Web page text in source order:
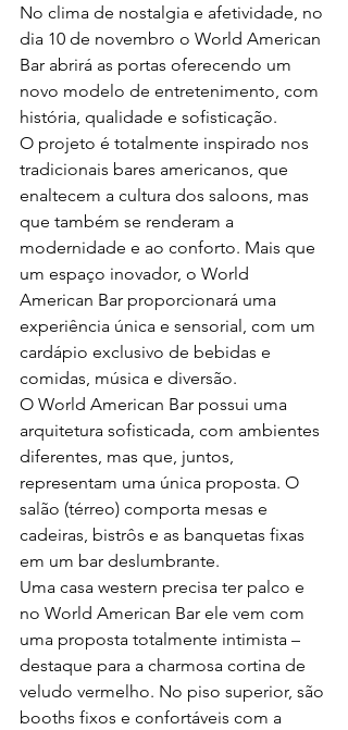
No clima de nostalgia e afetividade, no
dia 10 de novembro o World American
Bar abrirá as portas oferecendo um
novo modelo de entretenimento, com
história, qualidade e sofisticação.
O projeto é totalmente inspirado nos
tradicionais bares americanos, que
enaltecem a cultura dos saloons, mas
que também se renderam a
modernidade e ao conforto. Mais que
um espaço inovador, o World
American Bar proporcionará uma
experiência única e sensorial, com um
cardápio exclusivo de bebidas e
comidas, música e diversão.
O World American Bar possui uma
arquitetura sofisticada, com ambientes
diferentes, mas que, juntos,
representam uma única proposta. O
salão (térreo) comporta mesas e
cadeiras, bistrôs e as banquetas fixas
em um bar deslumbrante.
Uma casa western precisa ter palco e
no World American Bar ele vem com
uma proposta totalmente intimista –
destaque para a charmosa cortina de
veludo vermelho. No piso superior, são
booths fixos e confortáveis com a